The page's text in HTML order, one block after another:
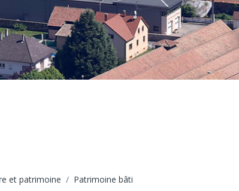
et patrimoine Patrimoine bâti